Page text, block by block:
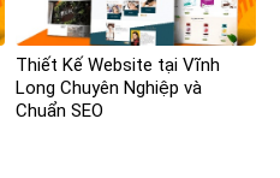
Thiết Kế Website tại Vĩnh
Long Chuyên Nghiệp và
Chuẩn SEO